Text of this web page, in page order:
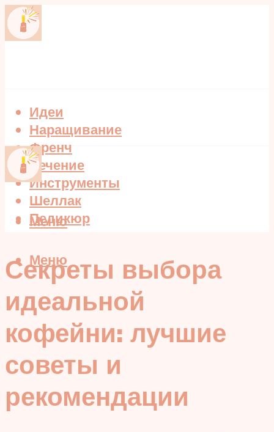
Идеи
Наращивание
Френч
Лечение
Инструменты
Шеллак
Педикюр
Меню
Меню
Секреты выбора
идеальной
кофейни: лучшие
советы и
рекомендации